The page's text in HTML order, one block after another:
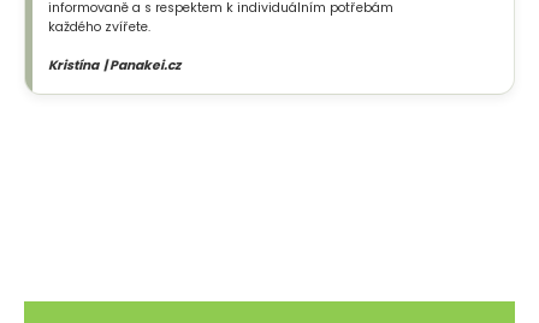
informovaně a s respektem k individuálním potřebám
každého zvířete.
Kristína | Panakei.cz